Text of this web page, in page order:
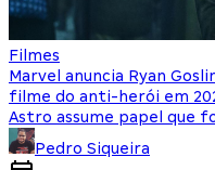
Filmes
Marvel anuncia Ryan
filme do anti-herói em
Astro assume papel que
Pedro Siqueira